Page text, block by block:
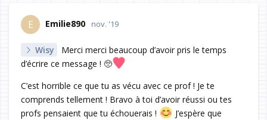
E Emilie890 nov. '19
Wisy
Merci merci beaucoup d’avoir pris le temps
d’écrire ce message ! 🥺
C’est horrible ce que tu as vécu avec ce prof ! Je te
comprends tellement ! Bravo à toi d’avoir réussi ou tes
profs pensaient que tu échouerais !
J’espère que